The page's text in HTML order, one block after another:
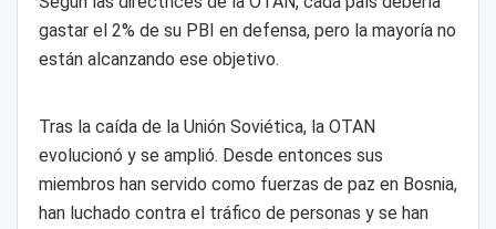
gastar el 2% de su PBI en defensa, pero la mayoría no
están alcanzando ese objetivo.
Tras la caída de la Unión Soviética, la OTAN
evolucionó y se amplió. Desde entonces sus
miembros han servido como fuerzas de paz en Bosnia,
han luchado contra el tráfico de personas y se han